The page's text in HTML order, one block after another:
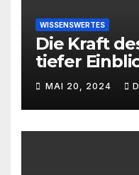
WISSENSWERTES
Die Kraft
tiefer
von
MAI 20, 2024